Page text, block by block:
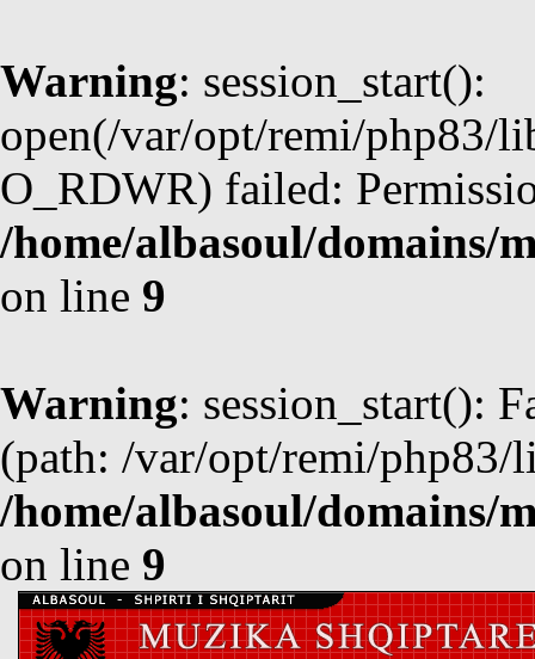
Warning: session_start():
open(/var/opt/remi/php83/
O_RDWR) failed:
/home/albasoul/domains/
on line 9
Warning: session_start():
(path: /var/opt/remi/php83/
/home/albasoul/domains/
on line 9